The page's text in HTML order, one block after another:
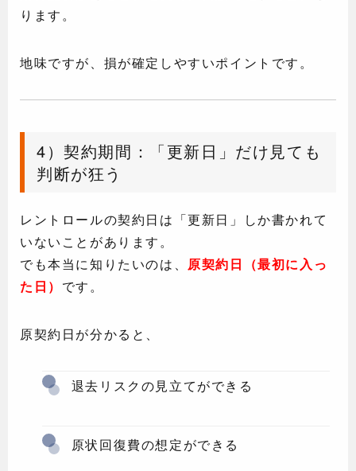
ります。
地味ですが、損が確定しやすいポイントです。
4）契約期間：「更新日」だけ見ても
判断が狂う
レントロールの契約日は「更新日」しか書かれて
いないことがあります。
でも本当に知りたいのは、 原契約日（最初に入っ
た日） です。
原契約日が分かると、
退去リスクの見立てができる
原状回復費の想定ができる